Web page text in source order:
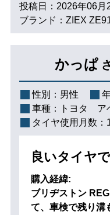
投稿日：2026年06月
ブランド：ZIEX
かっぱ
性別： 男性
車種：
トヨタ ア
タイヤ使用月数：
良いタイヤ
購入経緯:
ブリヂストン
て、車検で残り溝